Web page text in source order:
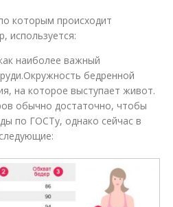
которым происходит
используется:
наиболее важный
бедренной
на которое выступает живот.
обычно достаточно, чтобы
по ГОСТу, однако сейчас в